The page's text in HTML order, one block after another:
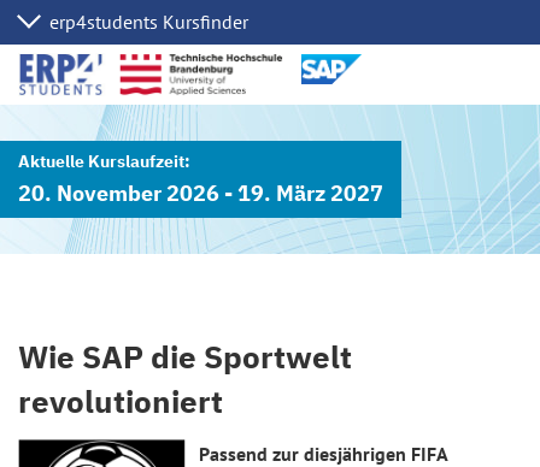
20. November 2026 - 19. März 2027
Wie SAP die Sportwelt
revolutioniert
Passend zur diesjährigen FIFA